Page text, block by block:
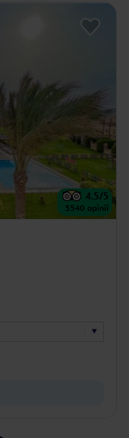
4.5/5
5540 opinii